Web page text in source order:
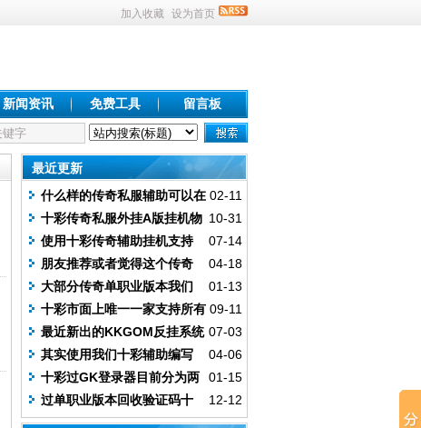
加入收藏 设为首页
新闻资讯 免费工具 留言板
最近更新
02-11
什么样的传奇私服辅助可以在
GK登录器上挂机
10-31
十彩传奇私服外挂A版挂机物
品设置
07-14
使用十彩传奇辅助挂机支持
多个职业脚本编写
04-18
朋友推荐或者觉得这个传奇
辅助靠谱一定要有抉择
01-13
大部分传奇单职业版本我们
十彩传奇辅助都是支持的
09-11
十彩市面上唯一一家支持所有
传奇登陆器的辅助
07-03
最近新出的KKGOM反挂系统
我们十彩辅助支持嘛
04-06
其实使用我们十彩辅助编写
挂机脚本还是非常简单的
01-15
十彩过GK登录器目前分为两
个版本账号都是通用的
12-12
过单职业版本回收验证码十
彩挂还是比较稳定的